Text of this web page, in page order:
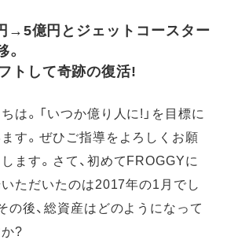
億円とジェットコースター
トして奇跡の復活!
は。「いつか億り人に!」を目標に
す。ぜひご指導をよろしくお願
ます。さて、初めてFROGGYに
ただいたのは2017年の1月でし
の後、総資産はどのようになって
?